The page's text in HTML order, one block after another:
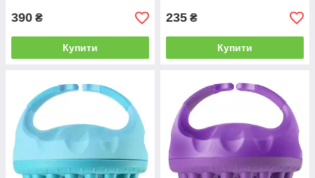
390 ₴
Купити
235 ₴
Купити